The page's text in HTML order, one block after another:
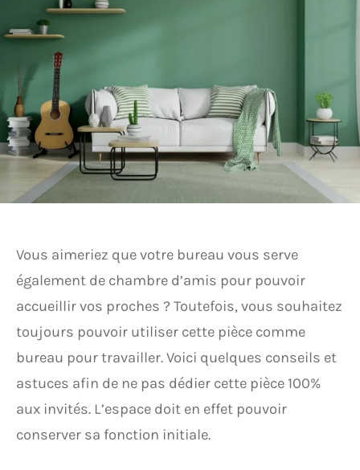
Vous aimeriez que votre bureau vous serve
également de chambre d’amis pour pouvoir
accueillir vos proches ? Toutefois, vous souhaitez
toujours pouvoir utiliser cette pièce comme
bureau pour travailler. Voici quelques conseils et
astuces afin de ne pas dédier cette pièce 100%
aux invités. L’espace doit en effet pouvoir
conserver sa fonction initiale.